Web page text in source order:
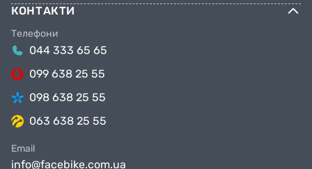
КОНТАКТИ
Телефони
044 333 65 65
099 638 25 55
098 638 25 55
063 638 25 55
Email
info@facebike.com.ua